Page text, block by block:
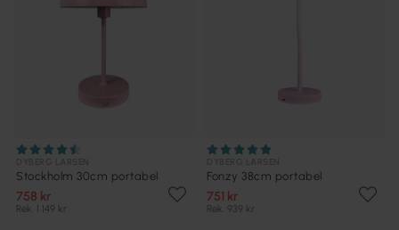
Stockholm 30cm portabel
758 kr
Rek. 1 149 kr
Fonzy 38cm portabel
751 kr
Rek. 939 kr